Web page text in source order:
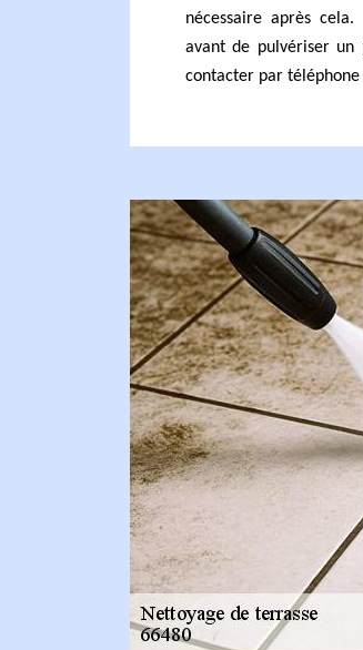
nécessaire après
avant de pulvériser un
contacter par